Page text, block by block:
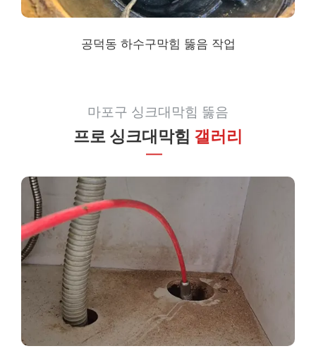
공덕동 하수구막힘 뚫음 작업
마포구 싱크대막힘 뚫음
프로 싱크대막힘 갤러리